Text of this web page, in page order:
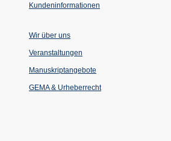
Kundeninformationen
Wir über uns
Veranstaltungen
einem
Tab)
Manuskriptangebote
GEMA & Urheberrecht